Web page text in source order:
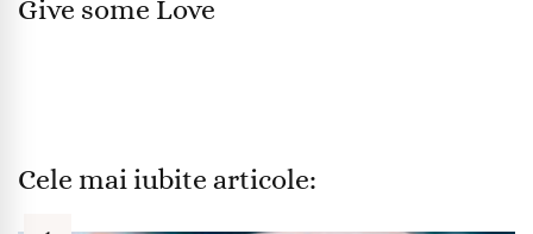
Give some Love
Cele mai iubite articole: